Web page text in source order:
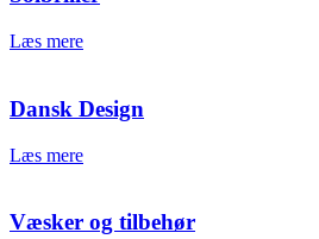
Læs mere
Dansk Design
Læs mere
Væsker og tilbehør